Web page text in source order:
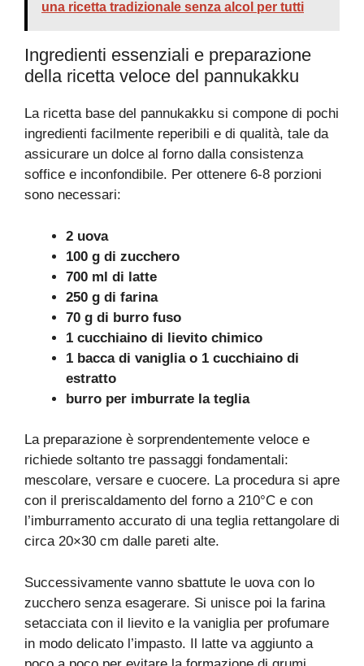
una ricetta tradizionale senza alcol per tutti
Ingredienti essenziali e preparazione
della ricetta veloce del pannukakku
La ricetta base del pannukakku si compone di pochi
ingredienti facilmente reperibili e di qualità, tale da
assicurare un dolce al forno dalla consistenza
soffice e inconfondibile. Per ottenere 6-8 porzioni
sono necessari:
2 uova
100 g di zucchero
700 ml di latte
250 g di farina
70 g di burro fuso
1 cucchiaino di lievito chimico
1 bacca di vaniglia o 1 cucchiaino di
estratto
burro per imburrate la teglia
La preparazione è sorprendentemente veloce e
richiede soltanto tre passaggi fondamentali:
mescolare, versare e cuocere. La procedura si apre
con il preriscaldamento del forno a 210°C e con
l’imburramento accurato di una teglia rettangolare di
circa 20×30 cm dalle pareti alte.
Successivamente vanno sbattute le uova con lo
zucchero senza esagerare. Si unisce poi la farina
setacciata con il lievito e la vaniglia per profumare
in modo delicato l’impasto. Il latte va aggiunto a